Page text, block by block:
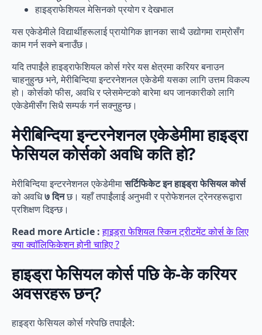
हाइड्राफेशियल मेसिनको प्रयोग र देखभाल
यस एकेडेमीले विद्यार्थीहरूलाई प्रायोगिक ज्ञानका साथै उद्योगमा राम्रोसँग
काम गर्न सक्ने बनाउँछ।
यदि तपाईंले हाइड्राफेशियल कोर्स गरेर यस क्षेत्रमा करियर बनाउन
चाहनुहुन्छ भने, मेरीबिन्दिया इन्टरनेशनल एकेडेमी यसका लागि उत्तम विकल्प
हो। कोर्सको फीस, अवधि र प्लेसमेन्टको बारेमा थप जानकारीको लागि
एकेडेमीसँग सिधै सम्पर्क गर्न सक्नुहुन्छ।
मेरीबिन्दिया इन्टरनेशनल एकेडेमीमा हाइड्रा
फेसियल कोर्सको अवधि कति हो?
मेरीबिन्दिया इन्टरनेशनल एकेडेमीमासर्टिफिकेट इन हाइड्रा फेसियल कोर्स
को अवधि७ दिनछ। यहाँ तपाईंलाई अनुभवी र प्रोफेशनल ट्रेनरहरूद्वारा
प्रशिक्षण दिइन्छ।
Read more Article : हाइड्रा फेशियल स्किन ट्रीटमेंट कोर्स के लिए
क्या क्वॉलिफिकेशन होनी चाहिए ?
हाइड्रा फेसियल कोर्स पछि के-के करियर
अवसरहरू छन्?
हाइड्रा फेसियल कोर्स गरेपछि तपाईंले: